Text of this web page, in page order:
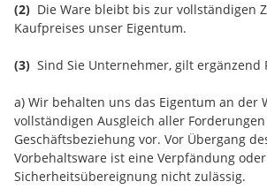
(2) Die Ware bleibt bis zur vollständigen
Kaufpreises unser Eigentum.
(3) Sind Sie Unternehmer, gilt ergänzend
a) Wir behalten uns das Eigentum an der
vollständigen Ausgleich aller
Geschäftsbeziehung vor. Vor Übergang
Vorbehaltsware ist eine Verpfändung oder
Sicherheitsübereignung nicht zulässig.